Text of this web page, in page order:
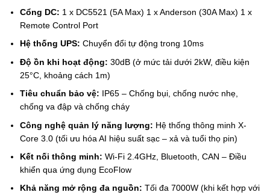
Cổng DC: 1 x DC5521 (5A Max) 1 x Anderson (30A Max) 1 x
Remote Control Port
Hệ thống UPS: Chuyển đổi tự động trong 10ms
Độ ồn khi hoạt động: 30dB (ở mức tải dưới 2kW, điều kiện
25°C, khoảng cách 1m)
Tiêu chuẩn bảo vệ: IP65 – Chống bụi, chống nước nhẹ,
chống va đập và chống cháy
Công nghệ quản lý năng lượng: Hệ thống thông minh X-
Core 3.0 (tối ưu hóa AI hiệu suất sạc – xả và tuổi thọ pin)
Kết nối thông minh: Wi-Fi 2.4GHz, Bluetooth, CAN – Điều
khiển qua ứng dụng EcoFlow
Khả năng mở rộng đa nguồn: Tối đa 7000W (khi kết hợp với